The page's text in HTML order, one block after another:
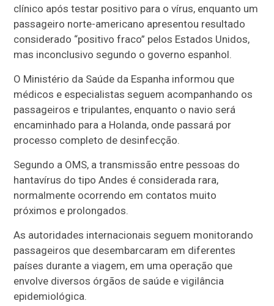
clínico após testar positivo para o vírus, enquanto um
passageiro norte-americano apresentou resultado
considerado “positivo fraco” pelos Estados Unidos,
mas inconclusivo segundo o governo espanhol.
O Ministério da Saúde da Espanha informou que
médicos e especialistas seguem acompanhando os
passageiros e tripulantes, enquanto o navio será
encaminhado para a Holanda, onde passará por
processo completo de desinfecção.
Segundo a OMS, a transmissão entre pessoas do
hantavírus do tipo Andes é considerada rara,
normalmente ocorrendo em contatos muito
próximos e prolongados.
As autoridades internacionais seguem monitorando
passageiros que desembarcaram em diferentes
países durante a viagem, em uma operação que
envolve diversos órgãos de saúde e vigilância
epidemiológica.